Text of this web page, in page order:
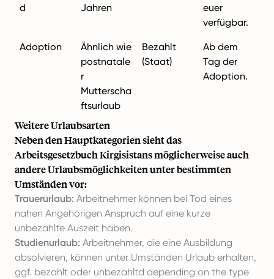
d Jahren
euer
verfügbar.
Adoption
Ähnlich wie
postnatale
r
Mutterscha
ftsurlaub
Bezahlt
(Staat)
Ab dem
Tag der
Adoption.
Weitere Urlaubsarten
Neben den Hauptkategorien sieht das
Arbeitsgesetzbuch Kirgisistans möglicherweise auch
andere Urlaubsmöglichkeiten unter bestimmten
Umständen vor:
Trauerurlaub: Arbeitnehmer können bei Tod eines
nahen Angehörigen Anspruch auf eine kurze
unbezahlte Auszeit haben.
Studienurlaub: Arbeitnehmer, die eine Ausbildung
absolvieren, können unter Umständen Urlaub erhalten,
ggf. bezahlt oder unbezahltd depending on the type